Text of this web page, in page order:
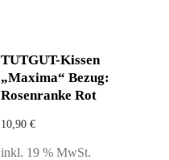
TUTGUT-Kissen
„Maxima“ Bezug:
Rosenranke Rot
10,90 €
inkl. 19 % MwSt.